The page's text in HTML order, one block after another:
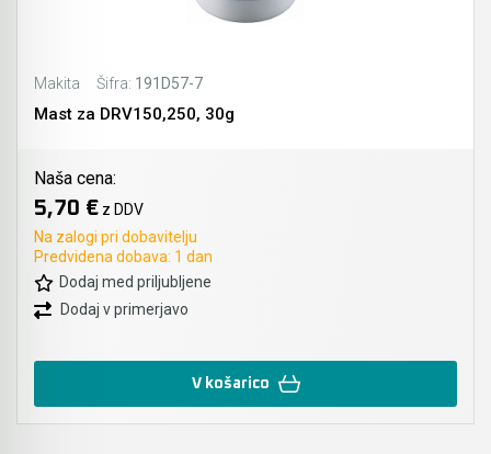
Makita Šifra: 191D57-7
Mast za DRV150,250, 30g
Naša cena:
5,70 € z DDV
Na zalogi pri dobavitelju
Predvidena dobava: 1 dan
Dodaj med priljubljene
Dodaj v primerjavo
V košarico